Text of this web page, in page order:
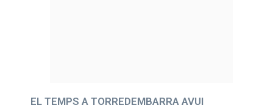
EL TEMPS A TORREDEMBARRA AVUI